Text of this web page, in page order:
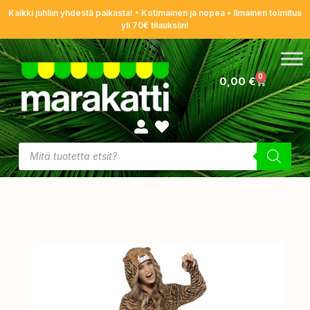
Kaikki juhliin yhdestä paikasta! • Kotimainen ja nopea • Ilmainen toimitus
yli 70€ tilauksiin!
0,00€ 0